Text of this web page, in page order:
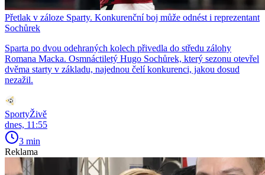
Přetlak v záloze Sparty. Konkurenční boj může odnést i reprezentant
Sochůrek
Sparta po dvou odehraných kolech přivedla do středu zálohy
Romana Macka. Osmnáctiletý Hugo Sochůrek, který sezonu otevřel
dvěma starty v základu, najednou čelí konkurenci, jakou dosud
nezažil.
SportyŽivě
dnes, 11:55
3 min
Reklama